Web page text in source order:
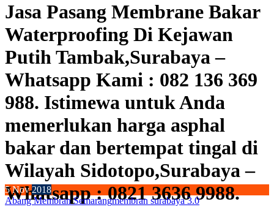
Jasa Pasang Membrane Bakar
Waterproofing Di Kejawan
Putih Tambak,Surabaya –
Whatsapp Kami : 082 136 369
988. Istimewa untuk Anda
memerlukan harga asphal
bakar dan bertempat tingal di
Wilayah Sidotopo,Surabaya –
Whatsapp : 0821 3636 9988.
5Nov2018
Abang Membran Semarangmembran surabaya 3.0